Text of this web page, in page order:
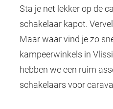
Sta je net lekker op de
schakelaar kapot.
Maar waar vind je zo
kampeerwinkels in
hebben we een ruim
schakelaars voor